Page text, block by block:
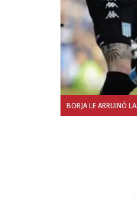
BORJA LE ARRUINÓ